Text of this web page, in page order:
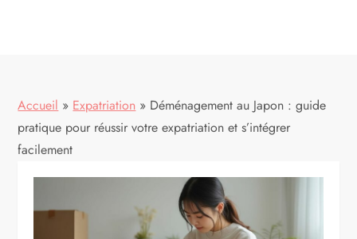
Accueil » Expatriation » Déménagement au Japon : guide
pratique pour réussir votre expatriation et s’intégrer
facilement